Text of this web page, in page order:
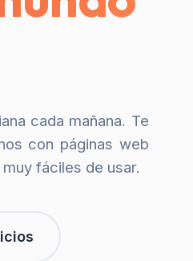
cada mañana. Te
con páginas web
fáciles de usar.